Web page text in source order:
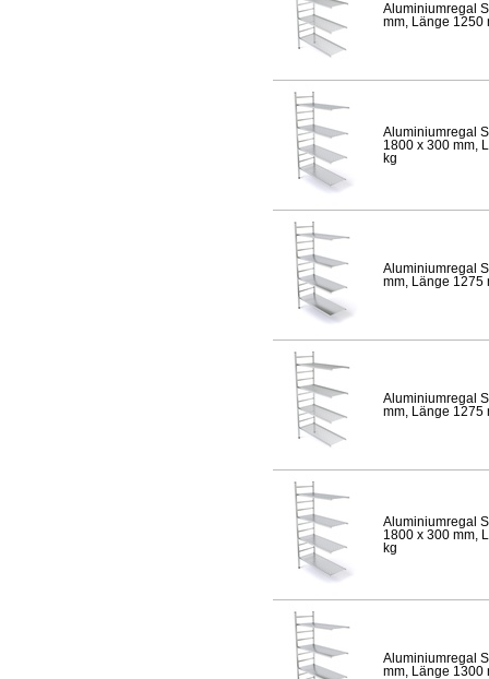
Aluminiumregal
mm, Länge 1250
Aluminiumregal
1800 x 300 mm,
kg
Aluminiumregal
mm, Länge 1275
Aluminiumregal
mm, Länge 1275
Aluminiumregal
1800 x 300 mm,
kg
Aluminiumregal
mm, Länge 1300